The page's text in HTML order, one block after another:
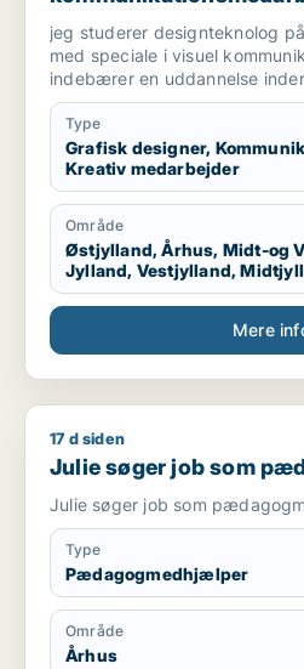
medarbejder
jeg studerer designteknolog
med speciale i visuel
indebærer en uddannelse
branchen og grafisk design.
magasiner, kampagner,
mode og livsstil, trends og
praktikplads indefor grafisk
reklamer, SoMe, magasiner,
brands, livsstil brands, stylist
med visuel kommunikation at
Type
Grafisk designer,
Kreativ medarbejder
Område
Østjylland, Århus, Midt-og
Jylland, Vestjylland,
Mere
Julie søger job som
17 d siden
Julie søger job som
Julie søger job som
Type
Pædagogmedhjælper
Område
Århus